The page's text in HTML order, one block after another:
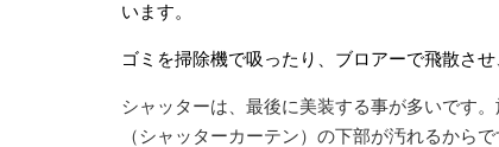
います。
ゴミを掃除機で吸ったり、ブロアーで飛散さ
シャッターは、最後に美装する事が多いです
（シャッターカーテン）の下部が汚れるからで